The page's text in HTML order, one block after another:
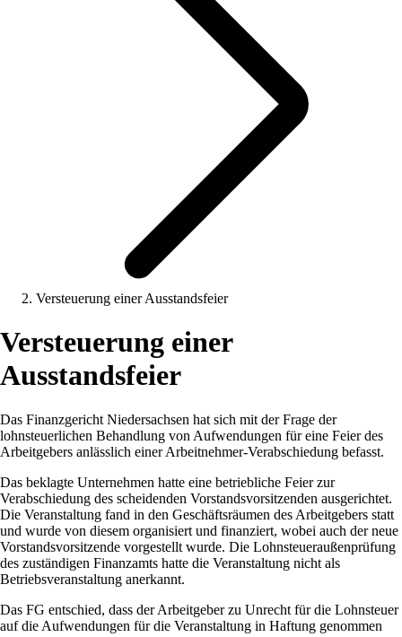
Versteuerung einer Ausstandsfeier
Versteuerung einer
Ausstandsfeier
Das Finanzgericht Niedersachsen hat sich mit der Frage der
lohnsteuerlichen Behandlung von Aufwendungen für eine Feier des
Arbeitgebers anlässlich einer Arbeitnehmer-Verabschiedung befasst.
Das beklagte Unternehmen hatte eine betriebliche Feier zur
Verabschiedung des scheidenden Vorstandsvorsitzenden ausgerichtet.
Die Veranstaltung fand in den Geschäftsräumen des Arbeitgebers statt
und wurde von diesem organisiert und finanziert, wobei auch der neue
Vorstandsvorsitzende vorgestellt wurde. Die Lohnsteueraußenprüfung
des zuständigen Finanzamts hatte die Veranstaltung nicht als
Betriebsveranstaltung anerkannt.
Das FG entschied, dass der Arbeitgeber zu Unrecht für die Lohnsteuer
auf die Aufwendungen für die Veranstaltung in Haftung genommen